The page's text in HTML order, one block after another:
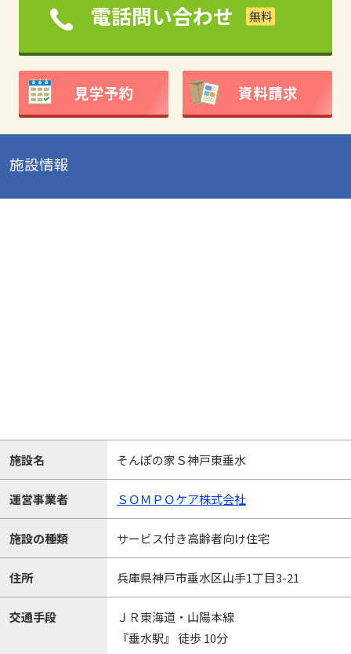
電話問い合わせ
見学予約 資料請求
施設情報
施設名 そんぽの家Ｓ神戸東垂水
運営事業者 ＳＯＭＰＯケア株式会社
施設の種類 サービス付き高齢者向け住宅
住所 兵庫県神戸市垂水区山手1丁目3-21
交通手段
ＪＲ東海道・山陽本線
『垂水駅』 徒歩 10分